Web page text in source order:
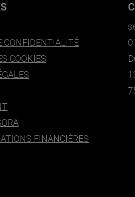
CONFIDENTIALITÉ
COOKIES
FINANCIÈRES